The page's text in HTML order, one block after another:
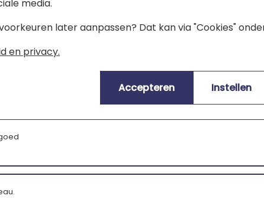
media.
later aanpassen? Dat kan via "Cookies"
en privacy.
Accepteren Instellen